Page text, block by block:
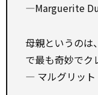
—Marguerite
母親というのは
で最も奇妙でク
― マルグリット